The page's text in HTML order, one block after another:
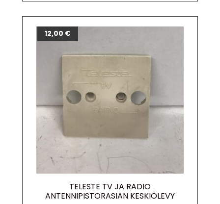
TELESTE TV JA RADIO
ANTENNIPISTORASIAN KESKIÖLEVY
12,00 €